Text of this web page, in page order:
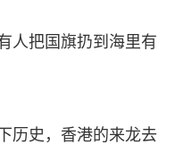
人把国旗扔到海里有
历史，香港的来龙去